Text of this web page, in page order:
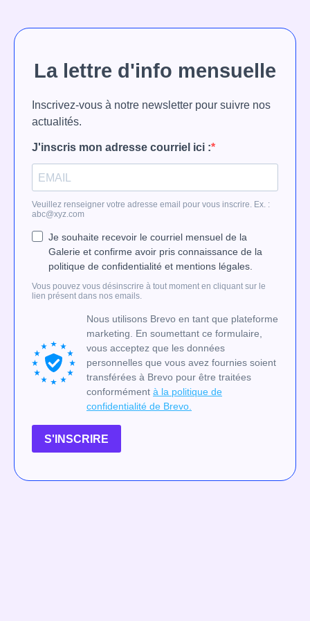
La lettre d'info mensuelle
Inscrivez-vous à notre newsletter pour suivre nos
actualités.
J'inscris mon adresse courriel ici :
Veuillez renseigner votre adresse email pour vous inscrire. Ex. :
abc@xyz.com
Je souhaite recevoir le courriel mensuel de la
Galerie et confirme avoir pris connaissance de la
politique de confidentialité et mentions légales.
Vous pouvez vous désinscrire à tout moment en cliquant sur le
lien présent dans nos emails.
Nous utilisons Brevo en tant que plateforme
marketing. En soumettant ce formulaire,
vous acceptez que les données
personnelles que vous avez fournies soient
transférées à Brevo pour être traitées
conformément à la politique de
confidentialité de Brevo.
S'INSCRIRE